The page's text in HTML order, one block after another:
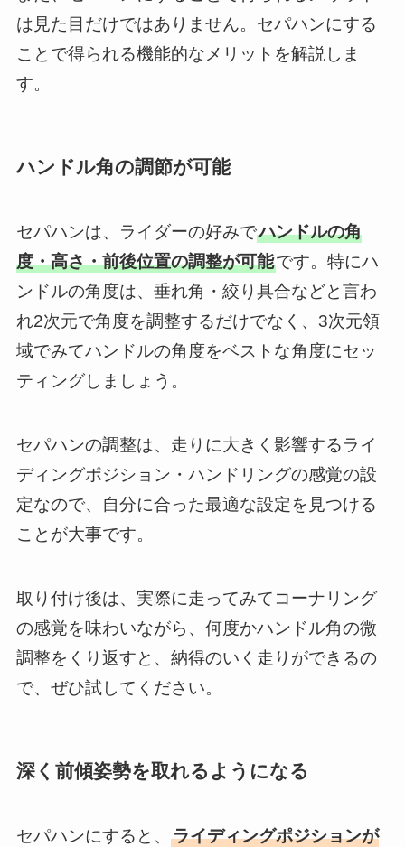
は見た目だけではありません。セパハンにする
ことで得られる機能的なメリットを解説しま
す。
ハンドル角の調節が可能
セパハンは、ライダーの好みでハンドルの角
度・高さ・前後位置の調整が可能です。特にハ
ンドルの角度は、垂れ角・絞り具合などと言わ
れ2次元で角度を調整するだけでなく、3次元領
域でみてハンドルの角度をベストな角度にセッ
ティングしましょう。
セパハンの調整は、走りに大きく影響するライ
ディングポジション・ハンドリングの感覚の設
定なので、自分に合った最適な設定を見つける
ことが大事です。
取り付け後は、実際に走ってみてコーナリング
の感覚を味わいながら、何度かハンドル角の微
調整をくり返すと、納得のいく走りができるの
で、ぜひ試してください。
深く前傾姿勢を取れるようになる
セパハンにすると、 ライディングポジションが